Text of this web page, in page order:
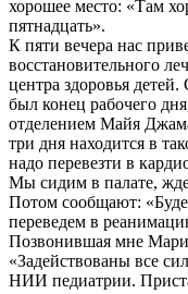
хорошее место: «Там
пятнадцать».
К пяти вечера нас
восстановительного
центра здоровья
был конец рабочего
отделением Майя
три дня находится в
надо перевезти в
Мы сидим в палате,
Потом сообщают:
переведем в
Позвонившая мне
«Задействованы все
НИИ педиатрии.